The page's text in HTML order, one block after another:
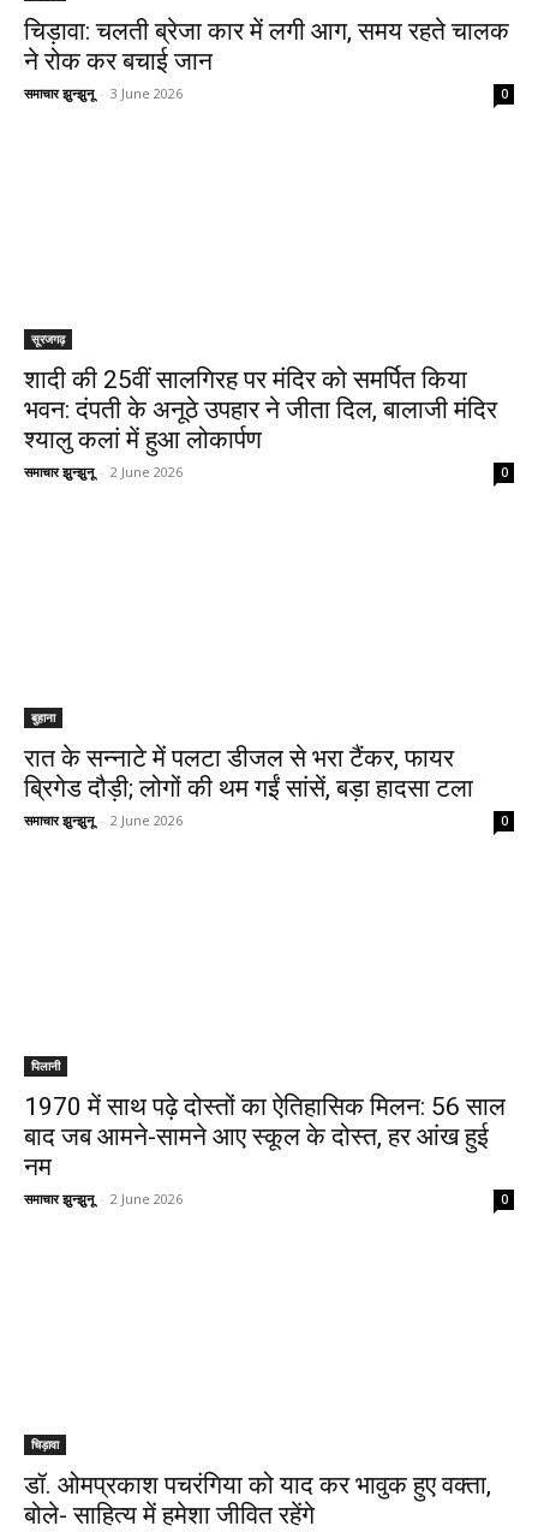
चिड़ावा: चलती ब्रेजा कार में लगी आग, समय रहते चालक
ने रोक कर बचाई जान
समाचार झुन्झुनू - 3 June 2026 0
सूरजगढ़
शादी की 25वीं सालगिरह पर मंदिर को समर्पित किया
भवन: दंपती के अनूठे उपहार ने जीता दिल, बालाजी मंदिर
श्यालु कलां में हुआ लोकार्पण
समाचार झुन्झुनू - 2 June 2026 0
बुहाना
रात के सन्नाटे में पलटा डीजल से भरा टैंकर, फायर
ब्रिगेड दौड़ी; लोगों की थम गईं सांसें, बड़ा हादसा टला
समाचार झुन्झुनू - 2 June 2026 0
पिलानी
1970 में साथ पढ़े दोस्तों का ऐतिहासिक मिलन: 56 साल
बाद जब आमने-सामने आए स्कूल के दोस्त, हर आंख हुई
नम
समाचार झुन्झुनू - 2 June 2026 0
चिड़ावा
डॉ. ओमप्रकाश पचरंगिया को याद कर भावुक हुए वक्ता,
बोले- साहित्य में हमेशा जीवित रहेंगे